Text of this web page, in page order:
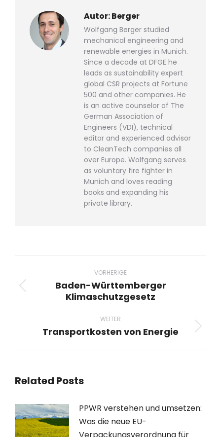
Autor:Berger
Wolfgang Berger studied
mechanical engineering and
renewable energies in Munich.
Since a decade at DFGE he
leads as sustainability expert
global CSR projects at Fortune
500 and other companies. He
is an active counselor of The
German Association of
Engineers (VDI), technical
editor and experienced advisor
to CleanTech companies all
over Europe. Wolfgang serves
as voluntary fire fighter in
Munich and loves reading
books and expanding his
private library.
VORHERIGE
Vorheriger
Beitrag:
Baden-Württemberger
Klimaschutzgesetz
WEITER
Nächster
Transportkosten von Energie
Related Posts
PPWR verstehen und umsetzen:
Was die neue EU-